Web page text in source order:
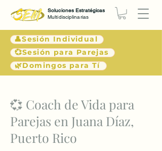
👤Sesión Individual
💞Sesión para Parejas
🌿Domingos para Tí
Soluciones Estratégicas
Multidisciplinarias
< Atrás
💞 Coach de Vida para
Parejas en Juana Díaz,
Puerto Rico